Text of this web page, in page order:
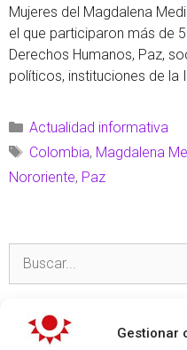
Gestionar
Mujeres del Magdalena
el que participaron más de
Derechos Humanos, Paz,
políticos, instituciones de la
cuenta …Leer más
Actualidad informativa
Colombia, Magdalena
Nororiente, Paz
TEMAS